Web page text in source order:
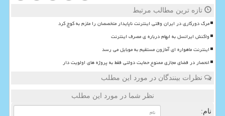
تازه ترین مطالب مرتبط
مرگ دورکاری در ایران وقتی اینترنت ناپایدار متخصصان را ملزم به کوچ کرد
واکنش ایرانسل به ابهام درباره ی مصرف اینترنت
اینترنت ماهواره ای آمازون مستقیم به موبایل می رسد
انحصار در فضای مجازی ممنوع حمایت دولتی فقط به پروژه های اولویت دار
نظرات بینندگان در مورد این مطلب
نظر شما در مورد این مطلب
نام: